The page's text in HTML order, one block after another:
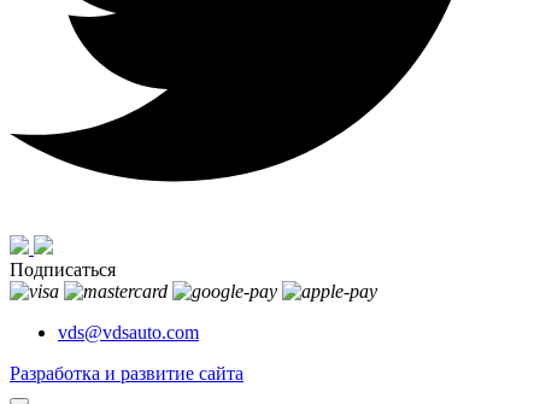
Подписаться
vds@vdsauto.com
Разработка и развитие сайта